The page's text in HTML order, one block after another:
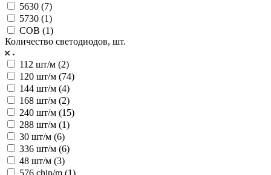
5630 (7)
5730 (1)
COB (1)
Количество светодиодов, шт.
112 шт/м (2)
120 шт/м (74)
144 шт/м (4)
168 шт/м (2)
240 шт/м (15)
288 шт/м (1)
30 шт/м (6)
336 шт/м (6)
48 шт/м (3)
576 chip/m (1)